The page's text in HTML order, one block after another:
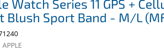
Watch Series 11 GPS +
Blush Sport Band - M/L
APPLE